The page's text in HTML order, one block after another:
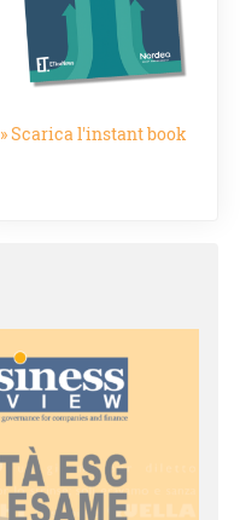
» Scarica l'instant book